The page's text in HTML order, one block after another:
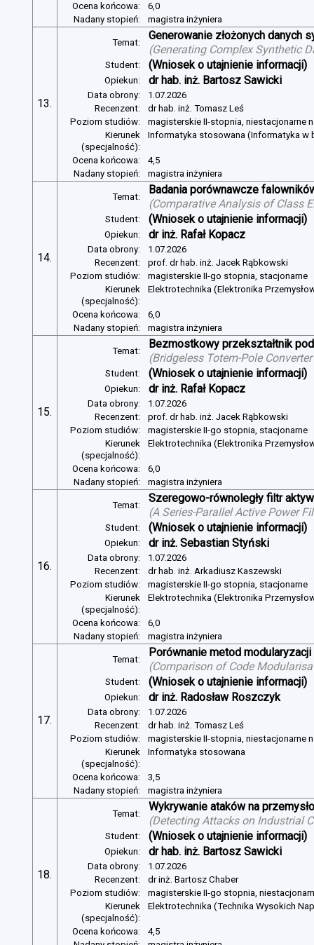
Ocena końcowa:
6,0
Nadany stopień:
magistra inżyniera
13.
Temat:
Generowanie złożonych danych
(Generating Complex Synthetic
Student: (Wniosek o utajnienie informacji)
Opiekun: dr hab. inż. Bartosz Sawicki
Data obrony:
1.07.2026
Recenzent:
dr hab. inż. Tomasz Leś
Poziom studiów:
magisterskie II-stopnia, niestacjonarne
Kierunek
(specjalność):
Informatyka stosowana (Informatyka w
Ocena końcowa:
4,5
Nadany stopień:
magistra inżyniera
14.
Temat:
Badania porównawcze
(Comparative Analysis of Class
Student: (Wniosek o utajnienie informacji)
Opiekun: dr inż. Rafał Kopacz
Data obrony:
1.07.2026
Recenzent:
prof. dr hab. inż. Jacek Rąbkowski
Poziom studiów:
magisterskie II-go stopnia, stacjonarne
Kierunek
(specjalność):
Elektrotechnika (Elektronika
Ocena końcowa:
6,0
Nadany stopień:
magistra inżyniera
15.
Temat:
Bezmostkowy przekształtnik
(Bridgeless Totem-Pole
Student: (Wniosek o utajnienie informacji)
Opiekun: dr inż. Rafał Kopacz
Data obrony:
1.07.2026
Recenzent:
prof. dr hab. inż. Jacek Rąbkowski
Poziom studiów:
magisterskie II-go stopnia, stacjonarne
Kierunek
(specjalność):
Elektrotechnika (Elektronika
Ocena końcowa:
6,0
Nadany stopień:
magistra inżyniera
16.
Temat:
Szeregowo-równoległy filtr
(A Series-Parallel Active Power
Student: (Wniosek o utajnienie informacji)
Opiekun: dr inż. Sebastian Styński
Data obrony:
1.07.2026
Recenzent:
dr hab. inż. Arkadiusz Kaszewski
Poziom studiów:
magisterskie II-go stopnia, stacjonarne
Kierunek
(specjalność):
Elektrotechnika (Elektronika
Ocena końcowa:
6,0
Nadany stopień:
magistra inżyniera
17.
Temat:
Porównanie metod
(Comparison of Code
Student: (Wniosek o utajnienie informacji)
Opiekun: dr inż. Radosław Roszczyk
Data obrony:
1.07.2026
Recenzent:
dr hab. inż. Tomasz Leś
Poziom studiów:
magisterskie II-stopnia, niestacjonarne
Kierunek
(specjalność):
Informatyka stosowana
Ocena końcowa:
3,5
Nadany stopień:
magistra inżyniera
18.
Temat:
Wykrywanie ataków na
(Detecting Attacks on Industrial
Student: (Wniosek o utajnienie informacji)
Opiekun: dr hab. inż. Bartosz Sawicki
Data obrony:
1.07.2026
Recenzent:
dr inż. Bartosz Chaber
Poziom studiów:
magisterskie II-go stopnia,
Kierunek
(specjalność):
Elektrotechnika (Technika Wysokich
Ocena końcowa:
4,5